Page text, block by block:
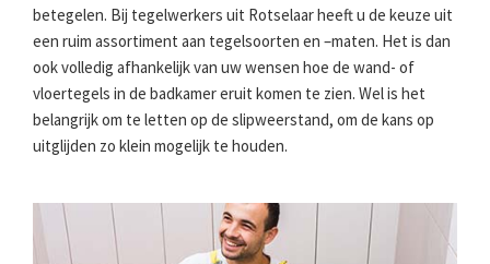
betegelen. Bij tegelwerkers uit Rotselaar heeft u de keuze uit
een ruim assortiment aan tegelsoorten en –maten. Het is dan
ook volledig afhankelijk van uw wensen hoe de wand- of
vloertegels in de badkamer eruit komen te zien. Wel is het
belangrijk om te letten op de slipweerstand, om de kans op
uitglijden zo klein mogelijk te houden.